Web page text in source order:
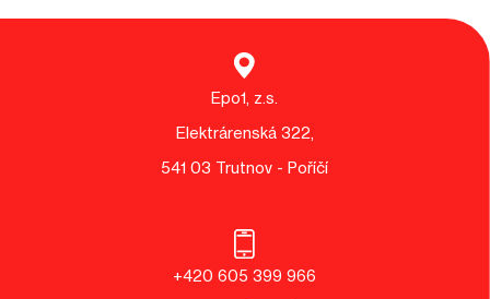
Epo1, z.s.
Elektrárenská 322,
541 03 Trutnov - Poříčí
+420 605 399 966